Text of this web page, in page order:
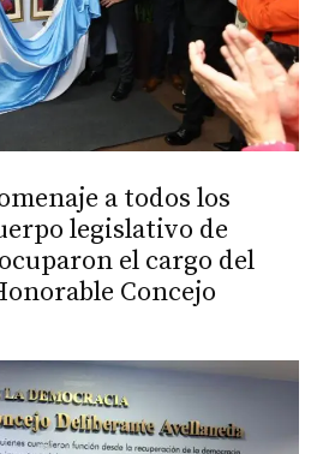
a todos los
legislativo de
el cargo del
Concejo